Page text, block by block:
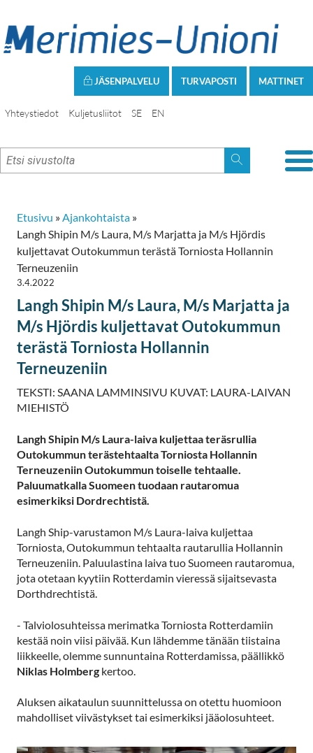
MATTINET
TURVAPOSTI
JÄSENPALVELU
Yhteystiedot Kuljetusliitot SE EN
Etusivu » Ajankohtaista »
Langh Shipin M/s Laura, M/s Marjatta ja M/s Hjördis
kuljettavat Outokummun terästä Torniosta Hollannin
Terneuzeniin
3.4.2022
Langh Shipin M/s Laura, M/s Marjatta ja
M/s Hjördis kuljettavat Outokummun
terästä Torniosta Hollannin
Terneuzeniin
TEKSTI: SAANA LAMMINSIVU KUVAT: LAURA-LAIVAN
MIEHISTÖ
Langh Shipin M/s Laura-laiva kuljettaa teräsrullia
Outokummun terästehtaalta Torniosta Hollannin
Terneuzeniin Outokummun toiselle tehtaalle.
Paluumatkalla Suomeen tuodaan rautaromua
esimerkiksi Dordrechtistä.
Langh Ship-varustamon M/s Laura-laiva kuljettaa
Torniosta, Outokummun tehtaalta rautarullia Hollannin
Terneuzeniin. Paluulastina laiva tuo Suomeen rautaromua,
jota otetaan kyytiin Rotterdamin vieressä sijaitsevasta
Dorthdrechtistä.
- Talviolosuhteissa merimatka Torniosta Rotterdamiin
kestää noin viisi päivää. Kun lähdemme tänään tiistaina
liikkeelle, olemme sunnuntaina Rotterdamissa, päällikkö
Niklas Holmberg kertoo.
Aluksen aikataulun suunnittelussa on otettu huomioon
mahdolliset viivästykset tai esimerkiksi jääolosuhteet.